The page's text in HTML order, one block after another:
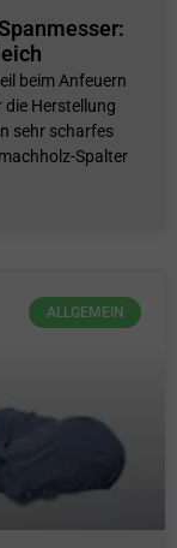
beim Anfeuern
die Herstellung
sehr scharfes
Spalter
ALLGEMEIN